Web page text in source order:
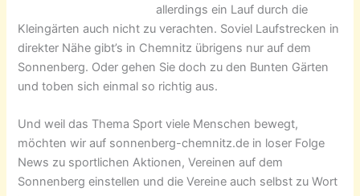
allerdings ein Lauf durch die
Kleingärten auch nicht zu verachten. Soviel Laufstrecken in
direkter Nähe gibt’s in Chemnitz übrigens nur auf dem
Sonnenberg. Oder gehen Sie doch zu den Bunten Gärten
und toben sich einmal so richtig aus.
Und weil das Thema Sport viele Menschen bewegt,
möchten wir auf sonnenberg-chemnitz.de in loser Folge
News zu sportlichen Aktionen, Vereinen auf dem
Sonnenberg einstellen und die Vereine auch selbst zu Wort